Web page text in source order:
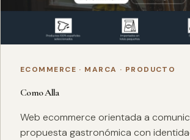
ECOMMERCE · MARCA · PRODUCTO
Como Alla
Web ecommerce orientada a
propuesta gastronómica con